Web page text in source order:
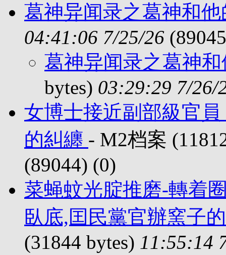
葛神异闻录之葛神和
04:41:06 7/25/26
葛神异闻录之葛神
bytes) 03:29:29 7/26/
女博士接近副部級官
的糾纏 - M2档案
(89044) (0)
菜蝇蚊光腚推磨-轉着
臥底,囯民黨官辦窯子
(31844 bytes) 11:55:14